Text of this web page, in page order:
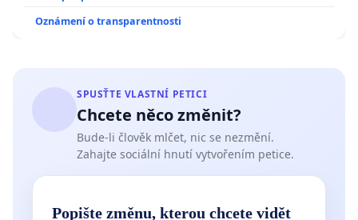
Oznámení o transparentnosti
SPUSŤTE VLASTNÍ PETICI
Chcete něco změnit?
Bude-li člověk mlčet, nic se nezmění.
Zahajte sociální hnutí vytvořením petice.
Popište změnu, kterou chcete vidět